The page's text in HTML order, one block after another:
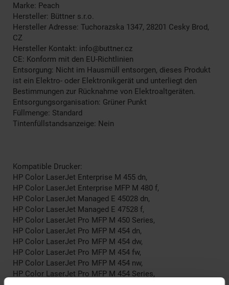
Marke: Peach
Hersteller: Büttner s.r.o.
Hersteller Adresse: Tuchorazska 1347, 28201 Cesky Brod,
CZ
Hersteller Kontakt: info@buttner.cz
CE: Konform mit den EU-Richtlinien
Entsorgung: Nicht im Hausmüll entsorgen, dieses Produkt
ist ein Elektro- oder Elektronikgerät und unterliegt den
Bestimmungen zur Rücknahme von Elektroaltgeräten.
Entsorgungsorganisation: Grüner Punkt
Füllmenge: Standard
Tintenfüllstandsanzeige: Nein
Kompatible Drucker:
HP Color LaserJet Enterprise M 455 dn,
HP Color LaserJet Enterprise MFP M 480 f,
HP Color LaserJet Managed E 45028 dn,
HP Color LaserJet Managed E 47528 f,
HP Color LaserJet Pro MFP M 450 Series,
HP Color LaserJet Pro MFP M 454 dn,
HP Color LaserJet Pro MFP M 454 dw,
HP Color LaserJet Pro MFP M 454 fw,
HP Color LaserJet Pro MFP M 454 nw,
HP Color LaserJet Pro MFP M 454 Series,